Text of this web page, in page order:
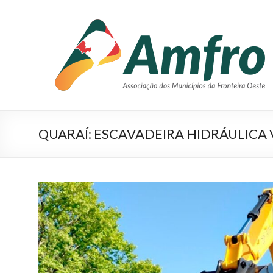
AMFRO
Associação
dos
da
Oeste
–
RS
Site
QUARAÍ: ESCAVADEIRA